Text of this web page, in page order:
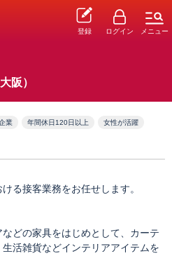
登録 ログイン メニュー
阪）
業 年間休日120日以上 女性が活躍
る接客業務をお任せします。
どの家具をはじめとして、カーテ
活雑貨などインテリアアイテムを